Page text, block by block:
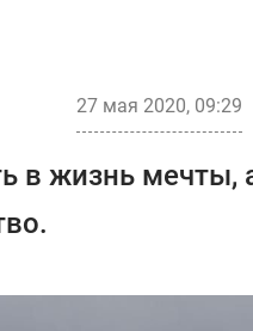
27 мая 2020, 09:29
в жизнь мечты,